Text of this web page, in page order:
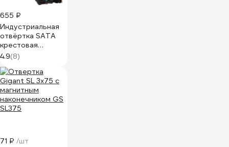
655 ₽
Индустриальная
отвёртка SATA
крестовая
PH2x300мм.
Эталонный
ресурс для
тяжёлого
монтажа. 62320
4.9(8)
71 ₽ /шт